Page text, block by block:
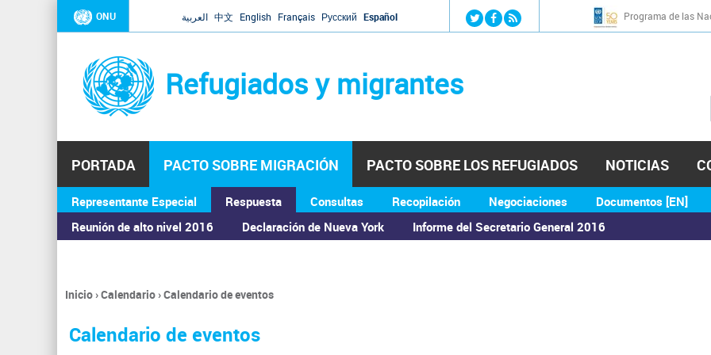
Jump to navigation
ONU العربية 中文 English Français Русский Español Programa de las
Refugiados y migrantes
PORTADA PACTO SOBRE MIGRACIÓN
Representante Especial
Respuesta
Reunión de alto nivel 2016
Declaración de Nueva York Informe del Secretario General 2016
Consultas Recopilación Negociaciones Documentos [EN]
PACTO SOBRE LOS REFUGIADOS NOTICIAS
ASAMBLEA GENERAL
Se
encuentra
usted
Inicio›Calendario›Calendario de eventos
Calendario de eventos